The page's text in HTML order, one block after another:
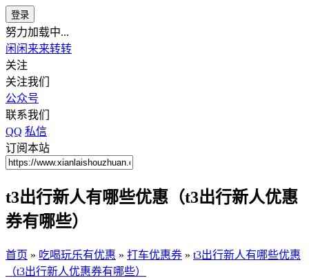
登录
努力加载中...
闲闲来来转转
关注
关注我们
公众号
联系我们
QQ 私信
订阅本站
t3出行新人有哪些优惠（t3出行新人优惠
券有哪些）
首页 » 吃喝玩乐有优惠 » 打车优惠券 » t3出行新人有哪些优惠
（t3出行新人优惠券有哪些）